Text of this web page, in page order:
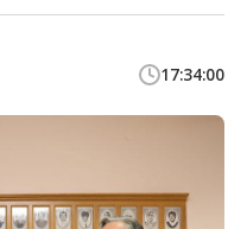
17:34:00